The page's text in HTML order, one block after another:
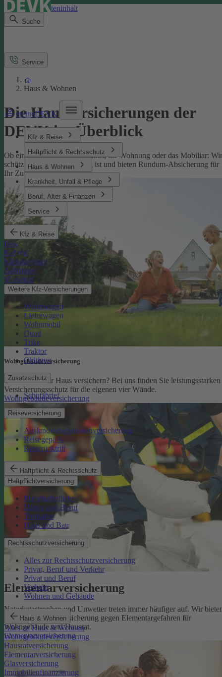
Direkt zum Seiteninhalt
Suche
meineDEVK
Kfz & Reise
Haftpflicht & Rechtsschutz
Haus & Wohnen
Krankheit, Unfall & Pflege
Beruf, Alter & Finanzen
Service
Kfz & Reise
Pkw
E-Auto
Kleinkraftrad
Anhänger
Motorrad
Weitere Kfz-Versicherungen
Wohnwagen
Lieferwagen
Wohnmobil
Quad
Trike
Traktor
Oldtimer
Zusatzschutz
Schutzbrief
Reiseversicherung
Auslandsreisekrankenversicherung
Reisegepäck
Reiserücktritt
Haftpflicht & Rechtsschutz
Haftpflichtversicherung
Privathaftpflicht
Dienst und Beruf
Tierhalter
Haus und Bau
Rechtsschutzversicherung
Alles zur Rechtsschutzversicherung
Privat, Beruf und Verkehr
Privat und Beruf
Verkehr
Wohnen und Gebäude
Haus & Wohnen
Alles zu Haus & Wohnen
Wohngebäudeversicherung
Hausratversicherung
Elementarversicherung
Glasversicherung
Immobilienfinanzierung
Service
Haus & Wohnen
Die Hausversicherungen der
DEVK im Überblick
Ob eine Versicherung fürs Haus, die Wohnung oder das Mobiliar: Wir
schützen, was Ihnen wichtig ist und bieten Rundum-Absicherung für
Ihr Zuhause.
Wohngebäude­versicherung
Sie möchten Ihr Haus versichern? Bei uns finden Sie leistungsstarken
Versicherungsschutz für die eigenen vier Wände.
Wohngebäudeversicherung
Elementarversicherung
Naturkatastrophen und Unwetter treten immer häufiger auf. Wir
eine zuverlässige Absicherung gegen Elementargefahren für
Wohngebäude und Hausrat.
Elementarversicherung